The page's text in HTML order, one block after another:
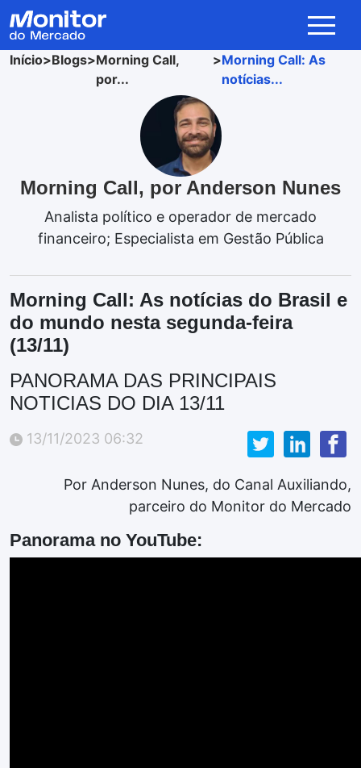
Início>Blogs>Morning Call,
por...
>Morning Call: As
notícias...
Morning Call, por Anderson Nunes
Analista político e operador de mercado
financeiro; Especialista em Gestão Pública
Morning Call: As notícias do Brasil e
do mundo nesta segunda-feira
(13/11)
PANORAMA DAS PRINCIPAIS
NOTICIAS DO DIA 13/11
13/11/2023 06:32
Por Anderson Nunes, do Canal Auxiliando,
parceiro do Monitor do Mercado
Panorama no YouTube: